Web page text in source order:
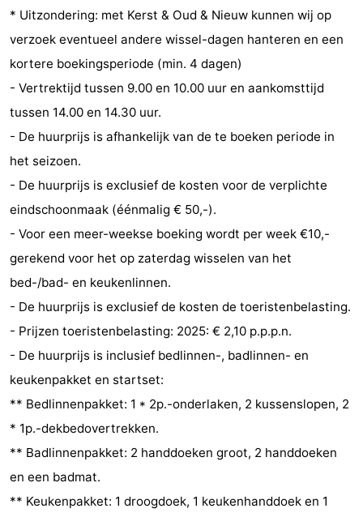
Sluis
-
Cadzand
-
Natuur
Het
Zwin
Weer
Contact
* Uitzondering: met Kerst & Oud & Nieuw kunnen wij op
verzoek eventueel andere wissel-dagen hanteren en een
kortere boekingsperiode (min. 4 dagen)
- Vertrektijd tussen 9.00 en 10.00 uur en aankomsttijd
tussen 14.00 en 14.30 uur.
- De huurprijs is afhankelijk van de te boeken periode in
het seizoen.
- De huurprijs is exclusief de kosten voor de verplichte
eindschoonmaak (éénmalig € 50,-).
- Voor een meer-weekse boeking wordt per week €10,-
gerekend voor het op zaterdag wisselen van het
bed-/bad- en keukenlinnen.
- De huurprijs is exclusief de kosten de toeristenbelasting.
- Prijzen toeristenbelasting: 2025: € 2,10 p.p.p.n.
- De huurprijs is inclusief bedlinnen-, badlinnen- en
keukenpakket en startset:
** Bedlinnenpakket: 1 * 2p.-onderlaken, 2 kussenslopen, 2
* 1p.-dekbedovertrekken.
** Badlinnenpakket: 2 handdoeken groot, 2 handdoeken
en een badmat.
** Keukenpakket: 1 droogdoek, 1 keukenhanddoek en 1